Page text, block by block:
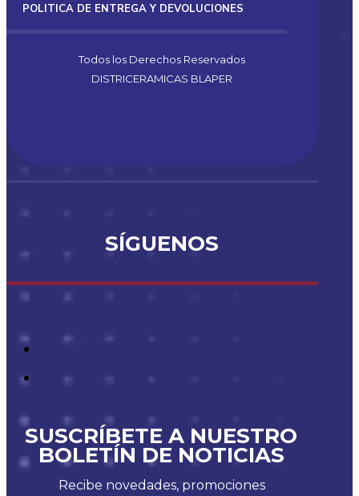
POLITICA DE ENTREGA Y DEVOLUCIONES
Todos los Derechos Reservados
DISTRICERAMICAS BLAPER
SÍGUENOS
SUSCRÍBETE A NUESTRO
BOLETÍN DE NOTICIAS
Recibe novedades, promociones